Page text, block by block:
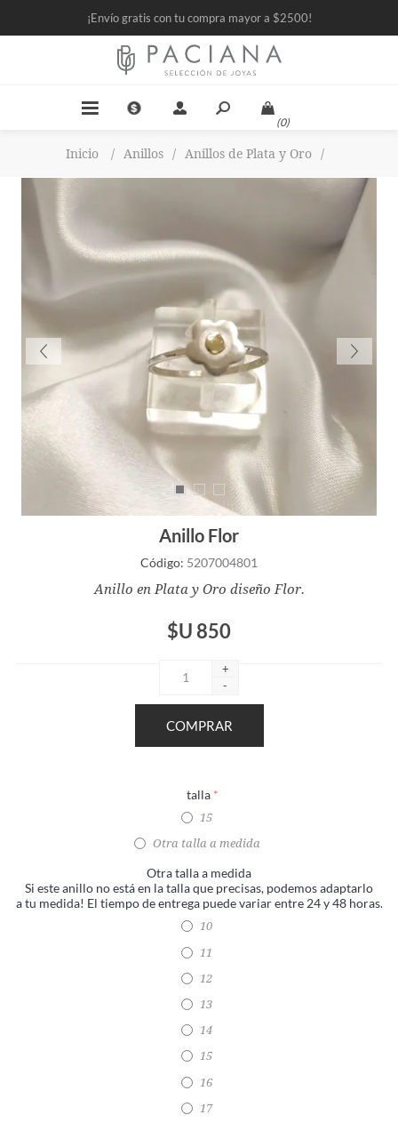
¡Envío gratis con tu compra mayor a $2500!
(0)
Inicio / Anillos / Anillos de Plata y Oro /
Anillo Flor
Código: 5207004801
Anillo en Plata y Oro diseño Flor.
$U 850
+
-
talla *
15
Otra talla a medida
Otra talla a medida
Si este anillo no está en la talla que precisas, podemos adaptarlo
a tu medida! El tiempo de entrega puede variar entre 24 y 48 horas.
10
11
12
13
14
15
16
17